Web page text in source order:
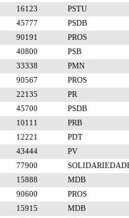
16123
PSTU
45777
PSDB
90191
PROS
40800
PSB
33338
PMN
90567
PROS
22135
PR
45700
PSDB
10111
PRB
12221
PDT
43444
PV
77900
15888
MDB
90600
PROS
15915
MDB